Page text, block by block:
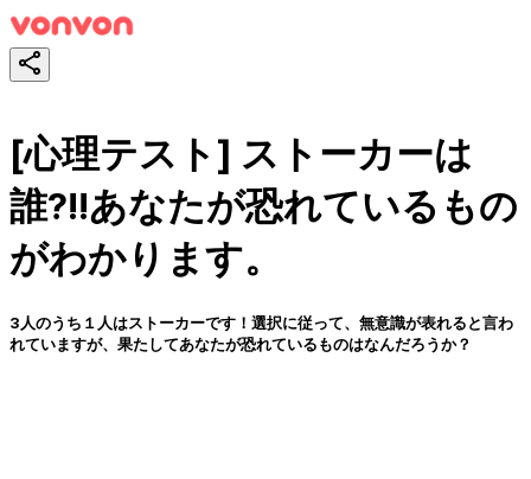
[心理テスト] ストーカーは
誰?!!あなたが恐れているもの
がわかります。
3人のうち１人はストーカーです！選択に従って、無意識が表れると言わ
れていますが、果たしてあなたが恐れているものはなんだろうか？